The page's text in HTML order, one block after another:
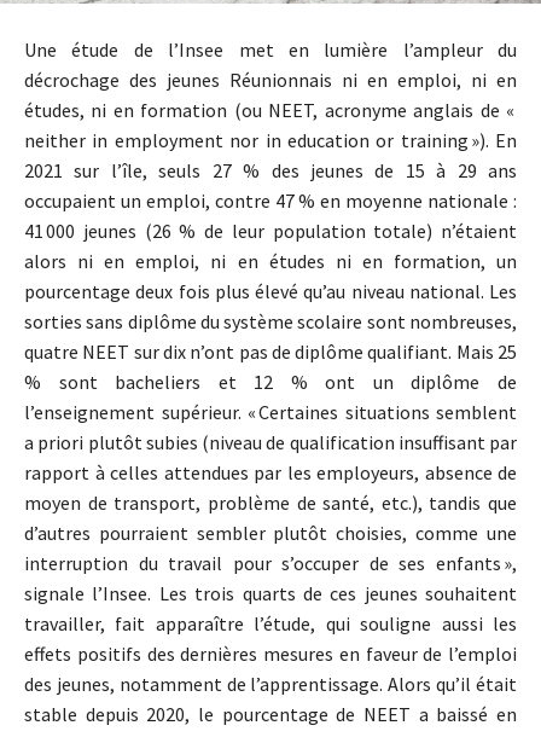
Une étude de l’Insee met en lumière l’ampleur du
décrochage des jeunes Réunionnais ni en emploi, ni en
études, ni en formation (ou NEET, acronyme anglais de «
neither in employment nor in education or training »). En
2021 sur l’île, seuls 27 % des jeunes de 15 à 29 ans
occupaient un emploi, contre 47 % en moyenne nationale :
41 000 jeunes (26 % de leur population totale) n’étaient
alors ni en emploi, ni en études ni en formation, un
pourcentage deux fois plus élevé qu’au niveau national. Les
sorties sans diplôme du système scolaire sont nombreuses,
quatre NEET sur dix n’ont pas de diplôme qualifiant. Mais 25
% sont bacheliers et 12 % ont un diplôme de
l’enseignement supérieur. « Certaines situations semblent
a priori plutôt subies (niveau de qualification insuffisant par
rapport à celles attendues par les employeurs, absence de
moyen de transport, problème de santé, etc.), tandis que
d’autres pourraient sembler plutôt choisies, comme une
interruption du travail pour s’occuper de ses enfants »,
signale l’Insee. Les trois quarts de ces jeunes souhaitent
travailler, fait apparaître l’étude, qui souligne aussi les
effets positifs des dernières mesures en faveur de l’emploi
des jeunes, notamment de l’apprentissage. Alors qu’il était
stable depuis 2020, le pourcentage de NEET a baissé en